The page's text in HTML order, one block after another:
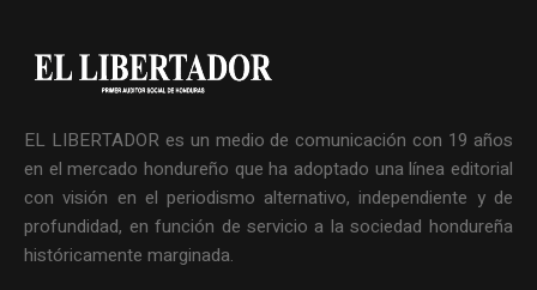
EL LIBERTADOR es un medio de comunicación con 19 años
en el mercado hondureño que ha adoptado una línea editorial
con visión en el periodismo alternativo, independiente y de
profundidad, en función de servicio a la sociedad hondureña
históricamente marginada.